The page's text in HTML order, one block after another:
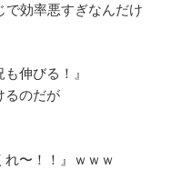
で効率悪すぎなんだけ
伸びる！』
るのだが
れ〜！！』ｗｗｗ